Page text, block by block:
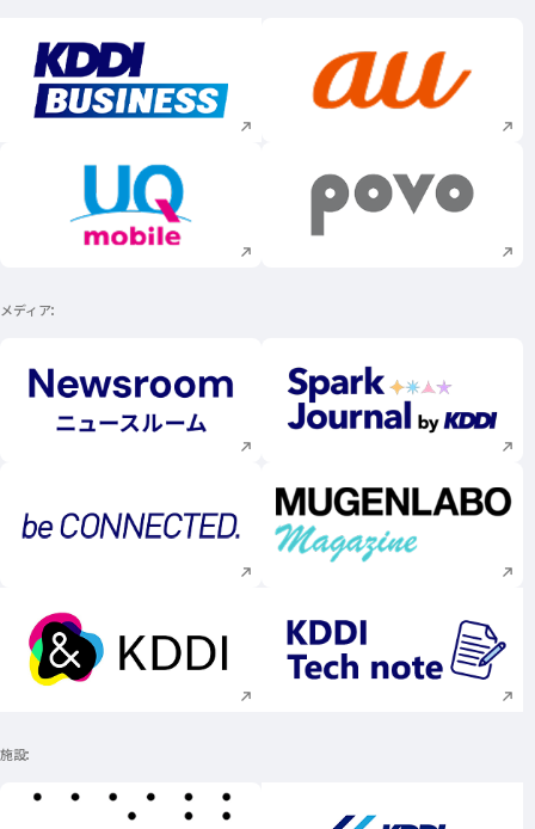
新規ウィンドウで開く 新規ウィンドウで
新規ウィンドウで開く 新規ウィンドウで
メディア
新規ウィンドウで開く 新規ウィンドウで
新規ウィンドウで開く 新規ウィンドウで
新規ウィンドウで開く 新規ウィンドウで
施設